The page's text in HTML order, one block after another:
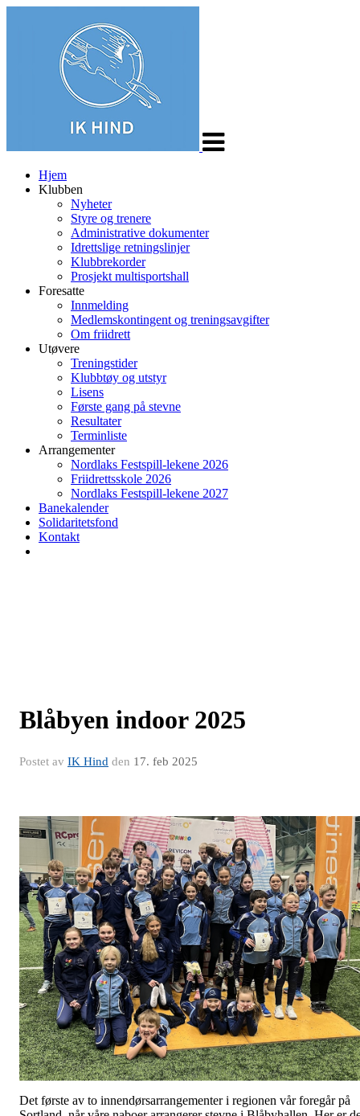
Hjem
Klubben
Nyheter
Styre og trenere
Administrative dokumenter
Idrettslige retningslinjer
Klubbrekorder
Prosjekt multisportshall
Foresatte
Innmelding
Medlemskontingent og treningsavgifter
Om friidrett
Utøvere
Treningstider
Klubbtøy og utstyr
Lisens
Første gang på stevne
Resultater
Terminliste
Arrangementer
Nordlaks Festspill-lekene 2026
Friidrettsskole 2026
Nordlaks Festspill-lekene 2027
Banekalender
Solidaritetsfond
Kontakt
Blåbyen indoor 2025
Postet av IK Hind den 17. feb 2025
Det første av to innendørsarrangementer i regionen vår foregår på